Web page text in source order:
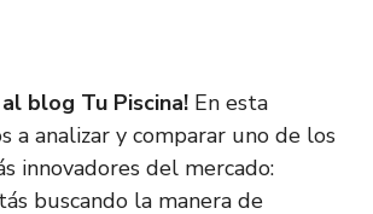
al blog Tu Piscina! En esta
a analizar y comparar uno de los
innovadores del mercado:
buscando la manera de